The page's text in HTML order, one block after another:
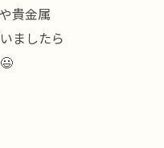
貴金属
ましたら